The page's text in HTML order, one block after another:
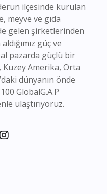
ilçesinde kurulan
meyve ve gıda
gelen şirketlerinden
güç ve
pazarda güçlü bir
Amerika, Orta
dünyanın önde
GlobalG.A.P
ulaştırıyoruz.